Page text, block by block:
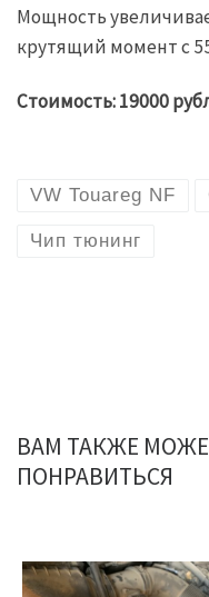
Мощность
крутящий момент с
Стоимость: 19000
VW Touareg NF
Чип тюнинг
ВАМ ТАКЖЕ
ПОНРАВИТЬСЯ